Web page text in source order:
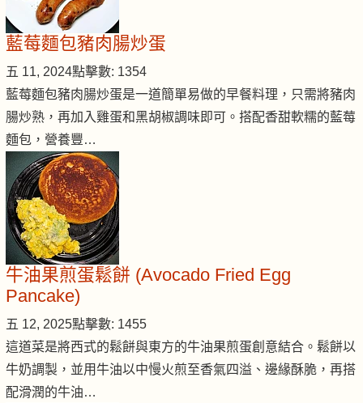
藍莓麵包豬肉腸炒蛋
五 11, 2024點擊數: 1354
藍莓麵包豬肉腸炒蛋是一道簡單易做的早餐料理，只需將豬肉
腸炒熟，再加入雞蛋和黑胡椒調味即可。搭配香甜軟糯的藍莓
麵包，營養豐…
牛油果煎蛋鬆餅 (Avocado Fried Egg
Pancake)
五 12, 2025點擊數: 1455
這道菜是將西式的鬆餅與東方的牛油果煎蛋創意結合。鬆餅以
牛奶調製，並用牛油以中慢火煎至香氣四溢、邊緣酥脆，再搭
配滑潤的牛油…